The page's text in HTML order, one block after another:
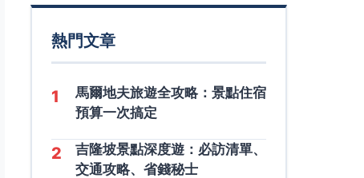
熱門文章
1
馬爾地夫旅遊全攻略：景點住宿
預算一次搞定
2
吉隆坡景點深度遊：必訪清單、
交通攻略、省錢秘士